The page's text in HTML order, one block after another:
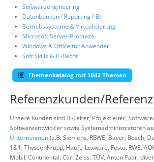
Softwareengineering
Datenbanken / Reporting / BI
Betriebssysteme & Virtualisierung
Microsoft Server-Produkte
Windows & Office für Anwender
Soft Skills & IT-Recht
Themenkatalog mit 1042 Themen
Referenzkunden/
Unsere Kunden sind IT-Leiter, Projektleiter,
Softwareentwickler sowie Systemadministratoren
Unternehmen(z.B. Siemens, REWE, Bayer, Bosch,
1&1, ThyssenKrupp, Haufe-Lexware, Festo, RWE,
Mobil, Continental, Carl Zeiss, TÜV, Anton Paar,